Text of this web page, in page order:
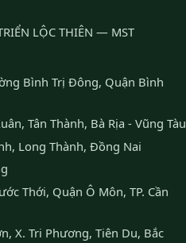
LỘC THIÊN — MST
Bình Trị Đông, Quận Bình
Tân Thành, Bà Rịa - Vũng Tàu
Long Thành, Đồng Nai
Thới, Quận Ô Môn, TP. Cần
X. Tri Phương, Tiên Du, Bắc